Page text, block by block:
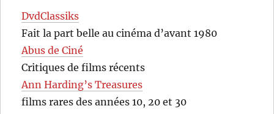
DvdClassiks
Fait la part belle au cinéma d’avant 1980
Abus de Ciné
Critiques de films récents
Ann Harding’s Treasures
films rares des années 10, 20 et 30